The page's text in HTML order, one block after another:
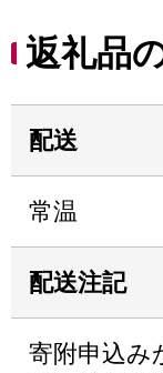
返礼品
配送
常温
配送注記
寄附申込み